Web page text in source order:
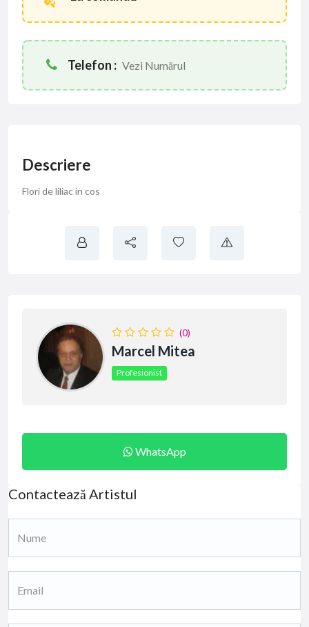
Telefon : Vezi Numărul
Descriere
Flori de liliac in cos
(0)
Marcel Mitea
Profesionist
WhatsApp
Contactează Artistul